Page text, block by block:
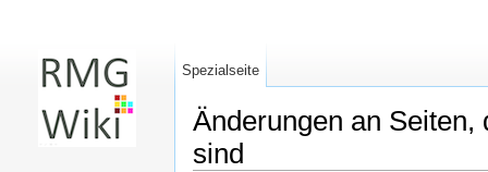
Änderungen an Seiten,
sind
Spezialseite